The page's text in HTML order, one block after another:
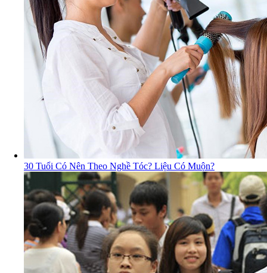
30 Tuổi Có Nên Theo Nghề Tóc? Liệu Có Muộn?